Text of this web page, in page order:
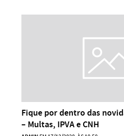
Fique por dentro das
– Multas, IPVA e CNH